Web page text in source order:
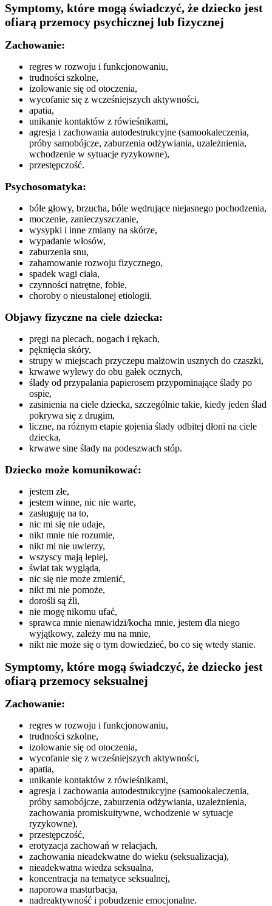
Symptomy, które mogą świadczyć, że dziecko jest
ofiarą przemocy psychicznej lub fizycznej
Zachowanie:
regres w rozwoju i funkcjonowaniu,
trudności szkolne,
izolowanie się od otoczenia,
wycofanie się z wcześniejszych aktywności,
apatia,
unikanie kontaktów z rówieśnikami,
agresja i zachowania autodestrukcyjne (samookaleczenia,
próby samobójcze, zaburzenia odżywiania, uzależnienia,
wchodzenie w sytuacje ryzykowne),
przestępczość.
Psychosomatyka:
bóle głowy, brzucha, bóle wędrujące niejasnego pochodzenia,
moczenie, zanieczyszczanie,
wysypki i inne zmiany na skórze,
wypadanie włosów,
zaburzenia snu,
zahamowanie rozwoju fizycznego,
spadek wagi ciała,
czynności natrętne, fobie,
choroby o nieustalonej etiologii.
Objawy fizyczne na ciele dziecka:
pręgi na plecach, nogach i rękach,
pęknięcia skóry,
strupy w miejscach przyczepu małżowin usznych do czaszki,
krwawe wylewy do obu gałek ocznych,
ślady od przypalania papierosem przypominające ślady po
ospie,
zasinienia na ciele dziecka, szczególnie takie, kiedy jeden ślad
pokrywa się z drugim,
liczne, na różnym etapie gojenia ślady odbitej dłoni na ciele
dziecka,
krwawe sine ślady na podeszwach stóp.
Dziecko może komunikować:
jestem złe,
jestem winne, nic nie warte,
zasługuję na to,
nic mi się nie udaje,
nikt mnie nie rozumie,
nikt mi nie uwierzy,
wszyscy mają lepiej,
świat tak wygląda,
nic się nie może zmienić,
nikt mi nie pomoże,
dorośli są źli,
nie mogę nikomu ufać,
sprawca mnie nienawidzi/kocha mnie, jestem dla niego
wyjątkowy, zależy mu na mnie,
nikt nie może się o tym dowiedzieć, bo co się wtedy stanie.
Symptomy, które mogą świadczyć, że dziecko jest
ofiarą przemocy seksualnej
Zachowanie:
regres w rozwoju i funkcjonowaniu,
trudności szkolne,
izolowanie się od otoczenia,
wycofanie się z wcześniejszych aktywności,
apatia,
unikanie kontaktów z rówieśnikami,
agresja i zachowania autodestrukcyjne (samookaleczenia,
próby samobójcze, zaburzenia odżywiania, uzależnienia,
zachowania promiskuitywne, wchodzenie w sytuacje
ryzykowne),
przestępczość,
erotyzacja zachowań w relacjach,
zachowania nieadekwatne do wieku (seksualizacja),
nieadekwatna wiedza seksualna,
koncentracja na tematyce seksualnej,
naporowa masturbacja,
nadreaktywność i pobudzenie emocjonalne.